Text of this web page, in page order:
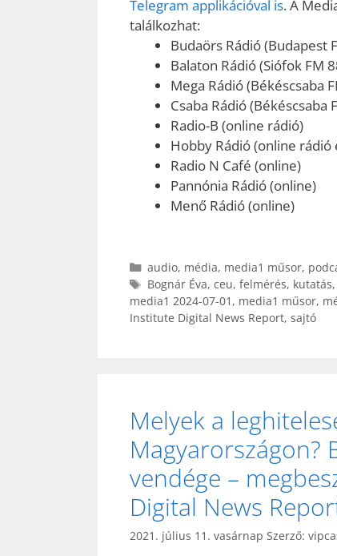
Telegram applikációval is. A
találkozhat:
Budaörs Rádió (Budapest
Balaton Rádió (Siófok FM
Mega Rádió (Békéscsaba
Csaba Rádió (Békéscsaba
Radio-B (online rádió)
Hobby Rádió (online
Radio N Café (online)
Pannónia Rádió (online)
Menő Rádió (online)
Kategória
audio, média, media1 műsor,
Címkék
Bognár Éva, ceu, felmérés, kutatás,
media1 2024-07-01 , media1 műsor,
Institute Digital News Report, sajtó
Melyek a
Magyarországon?
vendége –
Digital News
2021. július 11. vasárnap Szerző: